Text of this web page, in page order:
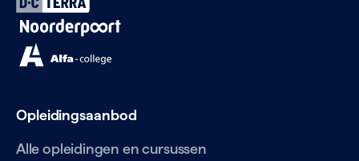
Opleidingsaanbod
Alle opleidingen en cursussen